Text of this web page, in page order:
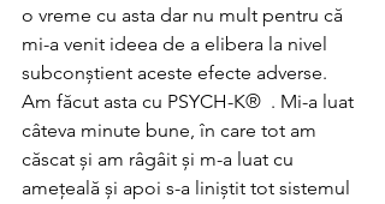
o vreme cu asta dar nu mult pentru că
mi-a venit ideea de a elibera la nivel
subconștient aceste efecte adverse.
Am făcut asta cu PSYCH-K®  . Mi-a luat
câteva minute bune, în care tot am
căscat și am râgâit și m-a luat cu
amețeală și apoi s-a liniștit tot sistemul